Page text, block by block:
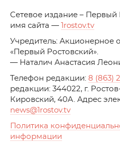
Cетевое издание –
имя сайта —
1rostov.tv
Учредитель: Акционерное
«Первый
— Наталич Анастасия
Телефон редакции: 8 (863)
редакции: 344022, г.
Кировский, 40А. Адрес
news@1rostov.tv
Политика
информации